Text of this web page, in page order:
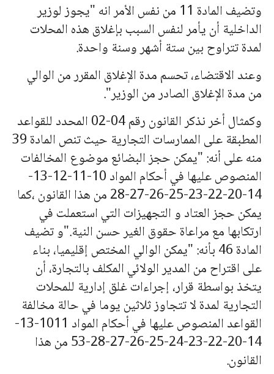
وتضيف المادة 11 من نفس الأمر انه "يجوز لوزير
الداخلية أن يأمر لنفس السبب بإغلاق هذه المحلات
لمدة تتراوح بين ستة أشهر وسنة واحدة.
وعند الاقتضاء، تحسم مدة الإغلاق المقرر من الوالي
من مدة الإغلاق الصادر من الوزير".
وكمثال أخر نذكر القانون رقم 04-02 المحدد للقواعد
المطبقة على الممارسات التجارية حيث تنص المادة 39
منه على أنه: "يمكن حجز البضائع موضوع المخالفات
المنصوص عليها في أحكام المواد 10-11-12-13-
14-20-22-23-25-26-27-28 من هذا القانون ،كما
يمكن حجز العتاد و التجهيزات التي استعملت في
ارتكابها مع مراعاة حقوق الغير حسن النية."و تضيف
المادة 46 بأنه: "يمكن الوالي المختص إقليميا، بناء
على اقتراح من المدير الولائي المكلف بالتجارة، أن
يتخذ بواسطة قرار، إجراءات غلق إدارية للمحلات
التجارية لمدة لا تتجاوز ثلاثين يوما في حالة مخالفة
القواعد المنصوص عليها في أحكام المواد 1011-13-
14-20-22-23-24-25-26-27-28-53 من هذا
القانون.